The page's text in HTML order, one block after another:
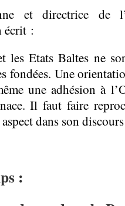
et directrice de
écrit :
les Etats Baltes ne
fondées. Une
une adhésion à
Il faut faire
dans son
: